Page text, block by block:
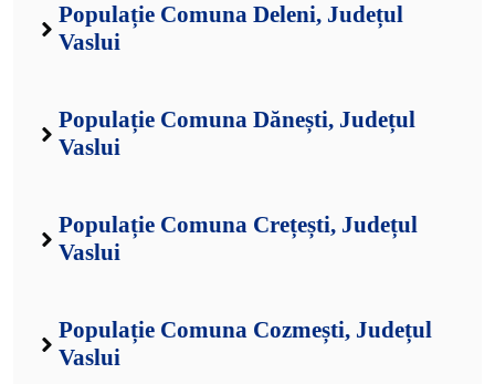
Populație Comuna Deleni, Județul
Vaslui
Populație Comuna Dănești, Județul
Vaslui
Populație Comuna Crețești, Județul
Vaslui
Populație Comuna Cozmești, Județul
Vaslui